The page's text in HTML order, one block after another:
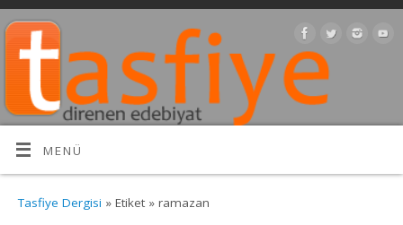
MENÜ
Tasfiye Dergisi » Etiket » ramazan